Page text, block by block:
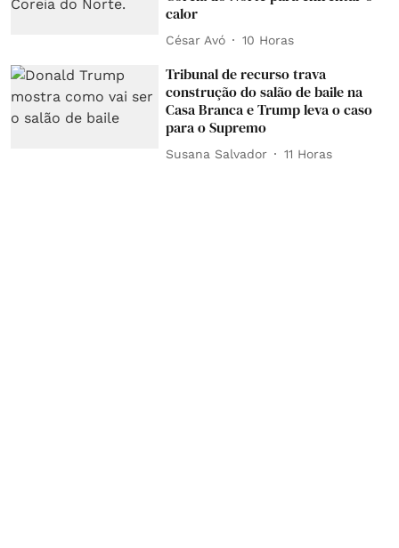
calor
César Avó 10 Horas
Tribunal de recurso trava
construção do salão de baile na
Casa Branca e Trump leva o caso
para o Supremo
Susana Salvador 11 Horas